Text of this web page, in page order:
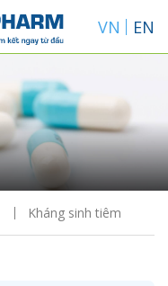
VN EN
Kháng sinh tiêm